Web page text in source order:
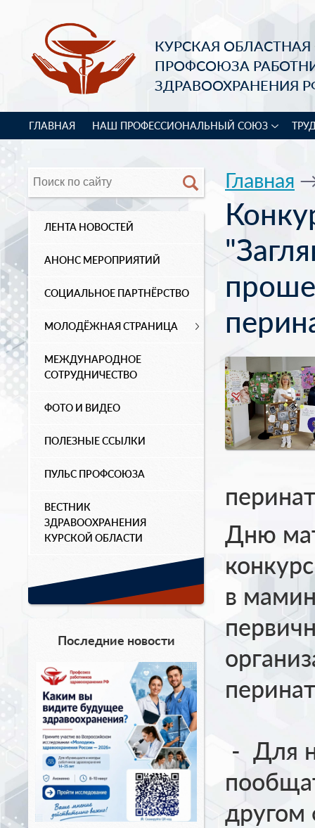
КУРСКАЯ
ПРОФСОЮЗА
ЗДРАВООХРАНЕНИЯ
ГЛАВНАЯ НАШ ПРОФЕССИОНАЛЬНЫЙ СОЮЗ
ЛЕНТА НОВОСТЕЙ
АНОНС МЕРОПРИЯТИЙ
СОЦИАЛЬНОЕ ПАРТНЁРСТВО
МОЛОДЁЖНАЯ СТРАНИЦА
МЕЖДУНАРОДНОЕ
СОТРУДНИЧЕСТВО
ФОТО И ВИДЕО
ПОЛЕЗНЫЕ ССЫЛКИ
ПУЛЬС ПРОФСОЮЗА
ВЕСТНИК
ЗДРАВООХРАНЕНИЯ
КУРСКОЙ ОБЛАСТИ
Последние новости
Главная
Дню
в
- Для
другом